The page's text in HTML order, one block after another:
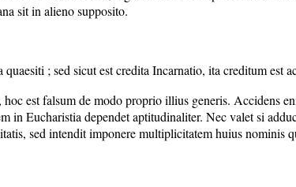
sit in alieno supposito.
; sed sicut est credita Incarnatio, ita creditum est
est falsum de modo proprio illius generis. Accidens
in Eucharistia dependet aptitudinaliter. Nec valet si
sed intendit imponere multiplicitatem huius nominis